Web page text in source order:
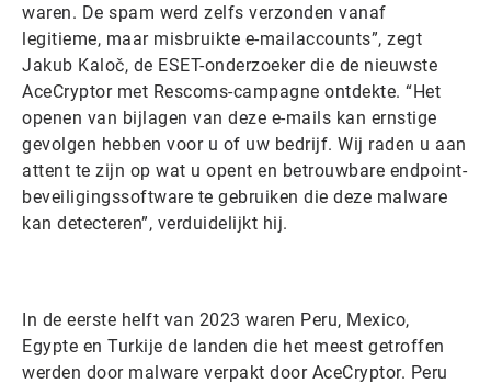
waren. De spam werd zelfs verzonden vanaf
legitieme, maar misbruikte e-mailaccounts”, zegt
Jakub Kaloč, de ESET-onderzoeker die de nieuwste
AceCryptor met Rescoms-campagne ontdekte. “Het
openen van bijlagen van deze e-mails kan ernstige
gevolgen hebben voor u of uw bedrijf. Wij raden u aan
attent te zijn op wat u opent en betrouwbare endpoint-
beveiligingssoftware te gebruiken die deze malware
kan detecteren”, verduidelijkt hij.
In de eerste helft van 2023 waren Peru, Mexico,
Egypte en Turkije de landen die het meest getroffen
werden door malware verpakt door AceCryptor. Peru